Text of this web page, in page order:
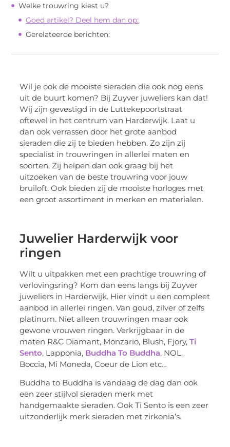
Welke trouwring kiest u?
Goed artikel? Deel hem dan op:
Gerelateerde berichten:
Wil je ook de mooiste sieraden die ook nog eens
uit de buurt komen? Bij Zuyver juweliers kan dat!
Wij zijn gevestigd in de Luttekepoortstraat
oftewel in het centrum van Harderwijk. Laat u
dan ook verrassen door het grote aanbod
sieraden die zij te bieden hebben. Zo zijn zij
specialist in trouwringen in allerlei maten en
soorten. Zij helpen dan ook graag bij het
uitzoeken van de beste trouwring voor jouw
bruiloft. Ook bieden zij de mooiste horloges met
een groot assortiment in merken en materialen.
Juwelier Harderwijk voor
ringen
Wilt u uitpakken met een prachtige trouwring of
verlovingsring? Kom dan eens langs bij Zuyver
juweliers in Harderwijk. Hier vindt u een compleet
aanbod in allerlei ringen. Van goud, zilver of zelfs
platinum. Niet alleen trouwringen maar ook
gewone vrouwen ringen. Verkrijgbaar in de
maten R&C Diamant, Monzario, Blush, Fjory, Ti
Sento, Lapponia, Buddha To Buddha, NOL,
Boccia, Mi Moneda, Coeur de Lion etc…
Buddha to Buddha is vandaag de dag dan ook
een zeer stijlvol sieraden merk met
handgemaakte sieraden. Ook Ti Sento is een zeer
uitzonderlijk merk sieraden met zirkonia’s.